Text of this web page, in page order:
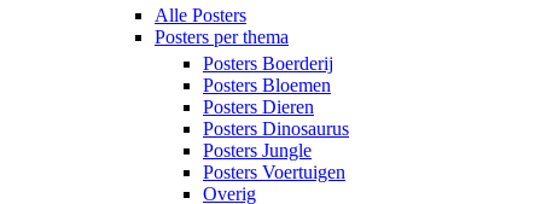
Alle Posters
Posters per thema
Posters Boerderij
Posters Bloemen
Posters Dieren
Posters Dinosaurus
Posters Jungle
Posters Voertuigen
Overig